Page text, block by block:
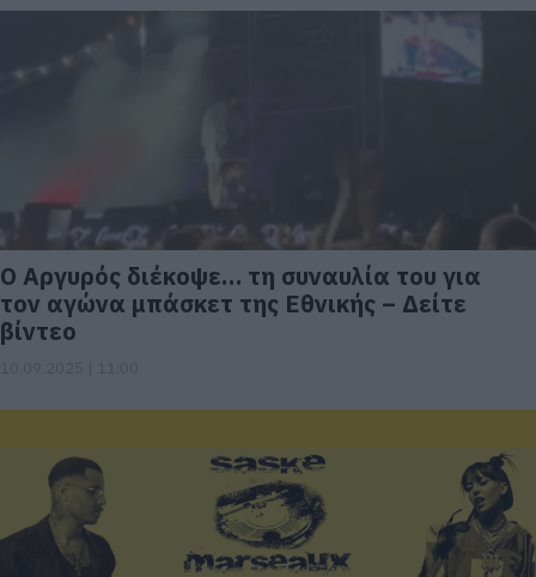
Ο Αργυρός διέκοψε… τη συναυλία του για
τον αγώνα μπάσκετ της Εθνικής – Δείτε
βίντεο